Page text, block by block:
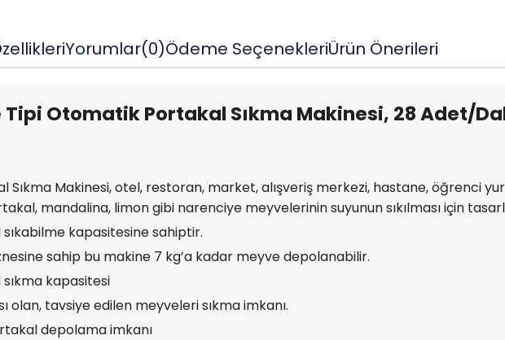
Yorumlar(0)Ödeme SeçenekleriÜrün Önerileri
Otomatik Portakal Sıkma Makinesi, 28 Adet/
Makinesi, otel, restoran, market, alışveriş merkezi, hastane, öğrenci
mandalina, limon gibi narenciye meyvelerinin suyunun sıkılması için
kapasitesine sahiptir.
sahip bu makine 7 kg’a kadar meyve depolanabilir.
kapasitesi
olan, tavsiye edilen meyveleri sıkma imkanı.
depolama imkanı